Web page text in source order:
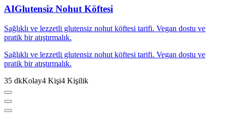
AIGlutensiz Nohut Köftesi
Sağlıklı ve lezzetli glutensiz nohut köftesi tarifi. Vegan dostu ve
pratik bir atıştırmalık.
Sağlıklı ve lezzetli glutensiz nohut köftesi tarifi. Vegan dostu ve
pratik bir atıştırmalık.
35 dkKolay4 Kişi4 Kişilik